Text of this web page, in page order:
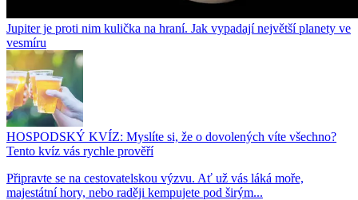
Jupiter je proti nim kulička na hraní. Jak vypadají největší planety ve
vesmíru
HOSPODSKÝ KVÍZ: Myslíte si, že o dovolených víte všechno?
Tento kvíz vás rychle prověří
Připravte se na cestovatelskou výzvu. Ať už vás láká moře,
majestátní hory, nebo raději kempujete pod širým...